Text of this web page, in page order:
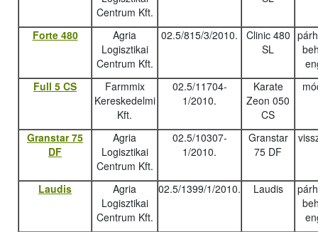
Centrum Kft.
Forte 480
Agria
Logisztikai
Centrum Kft.
02.5/815/3/2010.
Clinic 480
SL
Full 5 CS
Farmmix
Kereskedelmi
Kft.
02.5/11704-
1/2010.
Karate
Zeon 050
CS
Granstar 75
DF
Agria
Logisztikai
Centrum Kft.
02.5/10307-
1/2010.
Granstar
75 DF
Laudis
Agria
Logisztikai
Centrum Kft.
02.5/1399/1/2010. Laudis